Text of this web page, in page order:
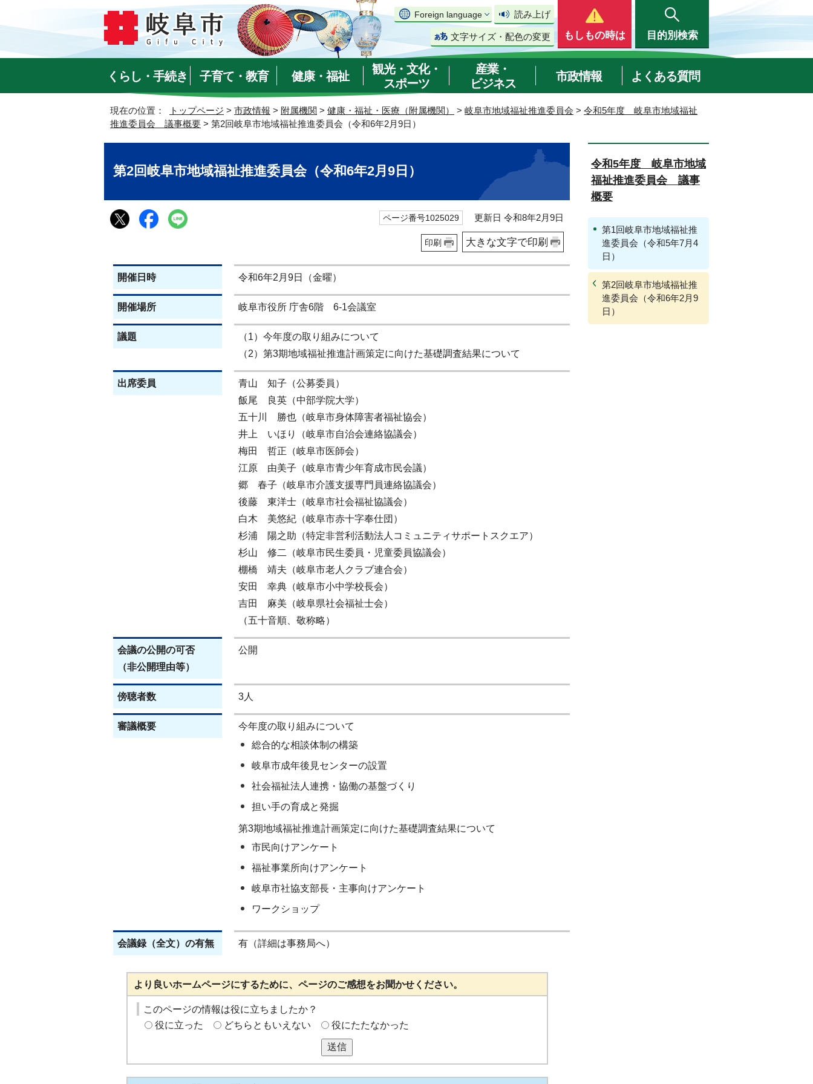
Foreign language 読み上げ
文字サイズ・配色の変更 もしもの時は 目的別検索
くらし・手続き 子育て・教育 健康・福祉
観光・文化・
スポーツ
産業・
ビジネス
市政情報 よくある質問
現在の位置： トップページ > 市政情報 > 附属機関 > 健康・福祉・医療（附属機関） > 岐阜市地域福祉推進委員会 > 令和5年度 岐阜市地域福祉
推進委員会 議事概要 > 第2回岐阜市地域福祉推進委員会（令和6年2月9日）
第2回岐阜市地域福祉推進委員会（令和6年2月9日）
ページ番号1025029 更新日 令和8年2月9日
印刷 大きな文字で印刷
開催日時 令和6年2月9日（金曜）
開催場所 岐阜市役所 庁舎6階 6‐1会議室
議題
（1）今年度の取り組みについて
（2）第3期地域福祉推進計画策定に向けた基礎調査結果について
出席委員
青山 知子（公募委員）
飯尾 良英（中部学院大学）
五十川 勝也（岐阜市身体障害者福祉協会）
井上 いほり（岐阜市自治会連絡協議会）
梅田 哲正（岐阜市医師会）
江原 由美子（岐阜市青少年育成市民会議）
郷 春子（岐阜市介護支援専門員連絡協議会）
後藤 東洋士（岐阜市社会福祉協議会）
白木 美悠紀（岐阜市赤十字奉仕団）
杉浦 陽之助（特定非営利活動法人コミュニティサポートスクエア）
杉山 修二（岐阜市民生委員・児童委員協議会）
棚橋 靖夫（岐阜市老人クラブ連合会）
安田 幸典（岐阜市小中学校長会）
吉田 麻美（岐阜県社会福祉士会）
（五十音順、敬称略）
会議の公開の可否
（非公開理由等）
公開
傍聴者数 3人
審議概要
今年度の取り組みについて
総合的な相談体制の構築
岐阜市成年後見センターの設置
社会福祉法人連携・協働の基盤づくり
担い手の育成と発掘
第3期地域福祉推進計画策定に向けた基礎調査結果について
市民向けアンケート
福祉事業所向けアンケート
岐阜市社協支部長・主事向けアンケート
ワークショップ
会議録（全文）の有無 有（詳細は事務局へ）
より良いホームページにするために、ページのご感想をお聞かせください。
このページの情報は役に立ちましたか？
役に立った
どちらともいえない 役にたたなかった
送信
令和5年度 岐阜市地域
福祉推進委員会 議事
概要
第1回岐阜市地域福祉推
進委員会（令和5年7月4
日）
第2回岐阜市地域福祉推
進委員会（令和6年2月9
日）